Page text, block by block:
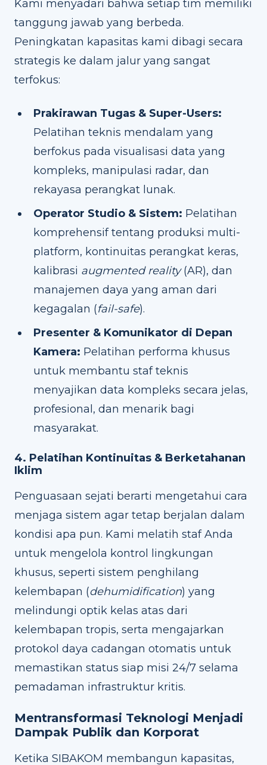
Kami menyadari bahwa setiap tim memiliki
tanggung jawab yang berbeda.
Peningkatan kapasitas kami dibagi secara
strategis ke dalam jalur yang sangat
terfokus:
Prakirawan Tugas & Super-Users:
Pelatihan teknis mendalam yang
berfokus pada visualisasi data yang
kompleks, manipulasi radar, dan
rekayasa perangkat lunak.
Operator Studio & Sistem: Pelatihan
komprehensif tentang produksi multi-
platform, kontinuitas perangkat keras,
kalibrasi augmented reality(AR), dan
manajemen daya yang aman dari
kegagalan (fail-safe).
Presenter & Komunikator di Depan
Kamera: Pelatihan performa khusus
untuk membantu staf teknis
menyajikan data kompleks secara jelas,
profesional, dan menarik bagi
masyarakat.
4. Pelatihan Kontinuitas & Berketahanan
Iklim
Penguasaan sejati berarti mengetahui cara
menjaga sistem agar tetap berjalan dalam
kondisi apa pun. Kami melatih staf Anda
untuk mengelola kontrol lingkungan
khusus, seperti sistem penghilang
kelembapan (dehumidification) yang
melindungi optik kelas atas dari
kelembapan tropis, serta mengajarkan
protokol daya cadangan otomatis untuk
memastikan status siap misi 24/7 selama
pemadaman infrastruktur kritis.
Mentransformasi Teknologi Menjadi
Dampak Publik dan Korporat
Ketika SIBAKOM membangun kapasitas,